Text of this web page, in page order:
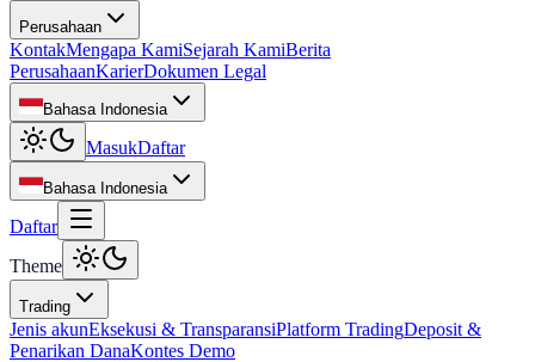
Perusahaan
KontakMengapa KamiSejarah KamiBerita
PerusahaanKarierDokumen Legal
Bahasa Indonesia
MasukDaftar
Bahasa Indonesia
Daftar
Theme
Trading
Jenis akunEksekusi & TransparansiPlatform TradingDeposit &
Penarikan DanaKontes Demo